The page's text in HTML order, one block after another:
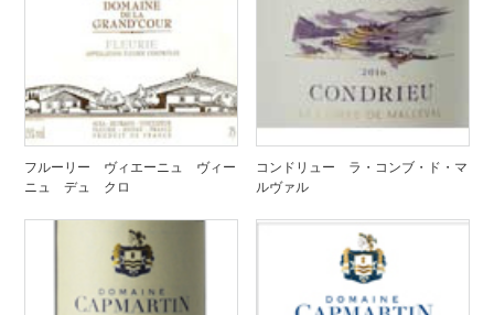
フルーリー ヴィエーニュ ヴィー
ニュ デュ クロ
コンドリュー ラ・コンブ・ド・マ
ルヴァル